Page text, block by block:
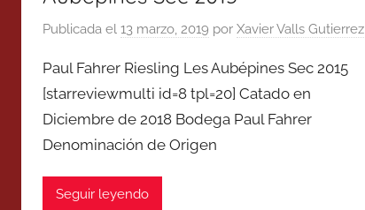
Publicada el 13 marzo, 2019 por Xavier Valls Gutierrez
Paul Fahrer Riesling Les Aubépines Sec 2015
[starreviewmulti id=8 tpl=20] Catado en
Diciembre de 2018 Bodega Paul Fahrer
Denominación de Origen
Seguir leyendo